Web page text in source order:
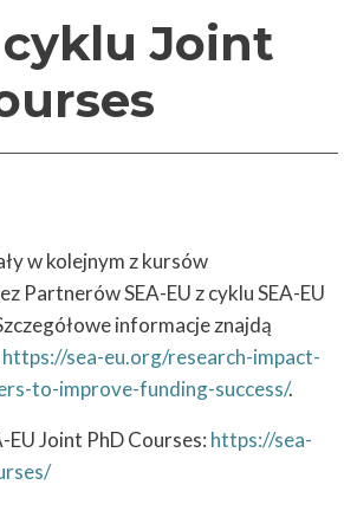
Joint
w kolejnym z kursów
Partnerów SEA-EU z cyklu SEA-EU
informacje znajdą
https://sea-eu.org/research-impact-
to-improve-funding-success/.
EU Joint PhD Courses: https://sea-